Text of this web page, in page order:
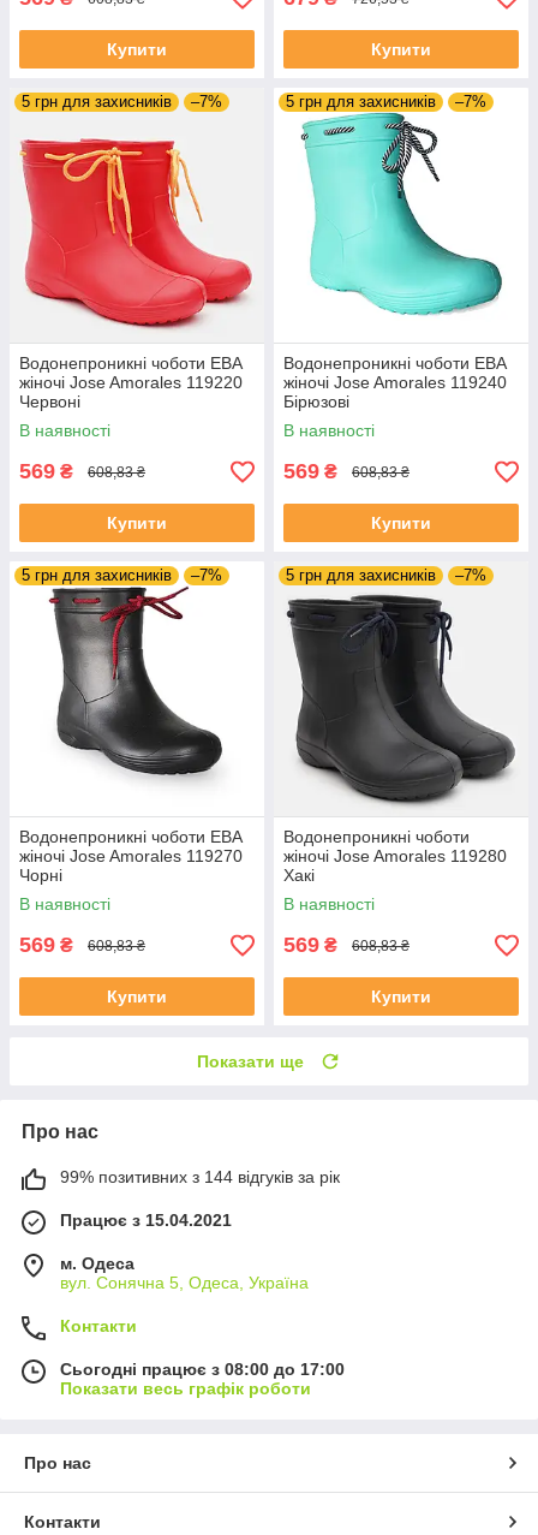
Купити Купити
5 грн для захисників –7%
Водонепроникні чоботи ЕВА
жіночі Jose Amorales 119220
Червоні
В наявності
569 ₴ 608,83 ₴
Купити
5 грн для захисників –7%
Водонепроникні чоботи ЕВА
жіночі Jose Amorales 119240
Бірюзові
В наявності
569 ₴ 608,83 ₴
Купити
5 грн для захисників –7%
Водонепроникні чоботи ЕВА
жіночі Jose Amorales 119270
Чорні
В наявності
569 ₴ 608,83 ₴
Купити
5 грн для захисників –7%
Водонепроникні чоботи
жіночі Jose Amorales 119280
Хакі
В наявності
569 ₴ 608,83 ₴
Купити
Показати ще
Про нас
99% позитивних з 144 відгуків за рік
Працює з 15.04.2021
м. Одеса
вул. Сонячна 5, Одеса, Україна
Контакти
Сьогодні працює з 08:00 до 17:00
Показати весь графік роботи
Про нас
Контакти